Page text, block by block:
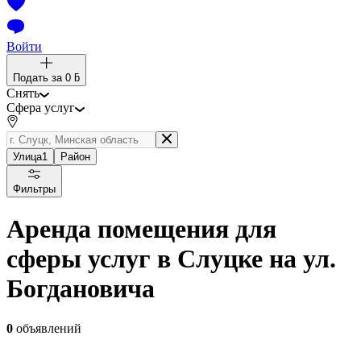
Войти
Подать за 0 ƃ
Снять
Сфера услуг
Улица1 Район
Фильтры
Аренда помещения для
сферы услуг в Слуцке на ул.
Богдановича
0 объявлений